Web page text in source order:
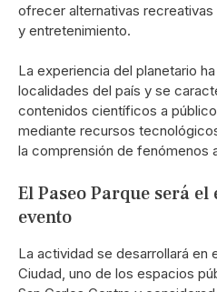
ofrecer alternativas
y entretenimiento.
La experiencia del planetario
localidades del país y se
contenidos científicos a
mediante recursos
la comprensión de fenómenos
El Paseo Parque será
evento
La actividad se desarrollará en
Ciudad, uno de los espacios